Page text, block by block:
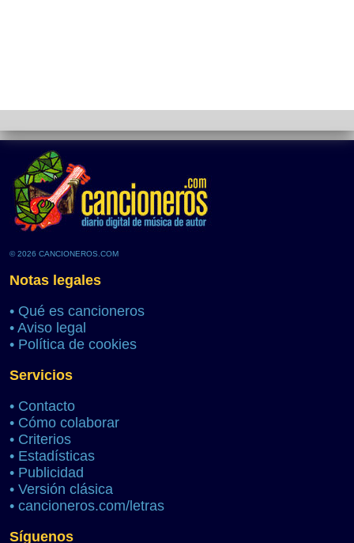
© 2026 CANCIONEROS.COM
Notas legales
• Qué es cancioneros
• Aviso legal
• Política de cookies
Servicios
• Contacto
• Cómo colaborar
• Criterios
• Estadísticas
• Publicidad
• Versión clásica
• cancioneros.com/letras
Síguenos